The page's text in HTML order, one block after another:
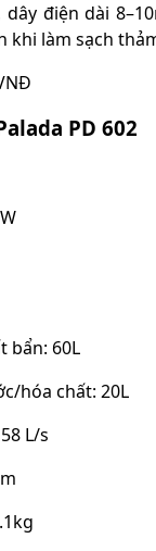
điện dài
khi làm sạch
PD 602
bẩn: 60L
hóa chất: 20L
L/s